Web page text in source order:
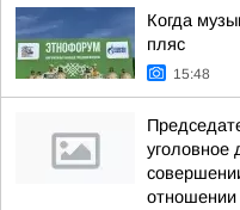
Когда
пляс
15:48
уголовное
отношении